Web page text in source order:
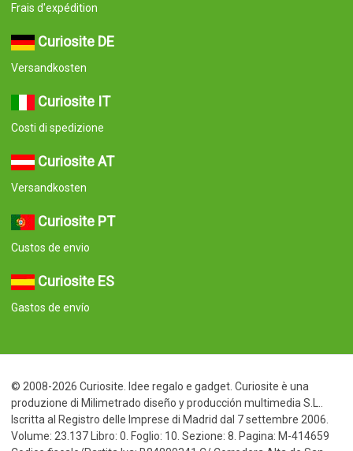
Frais d'expédition
Curiosite DE
Versandkosten
Curiosite IT
Costi di spedizione
Curiosite AT
Versandkosten
Curiosite PT
Custos de envio
Curiosite ES
Gastos de envío
© 2008-2026 Curiosite. Idee regalo e gadget. Curiosite è una
produzione di Milimetrado diseño y producción multimedia S.L..
Iscritta al Registro delle Imprese di Madrid dal 7 settembre 2006.
Volume: 23.137 Libro: 0. Foglio: 10. Sezione: 8. Pagina: M-414659